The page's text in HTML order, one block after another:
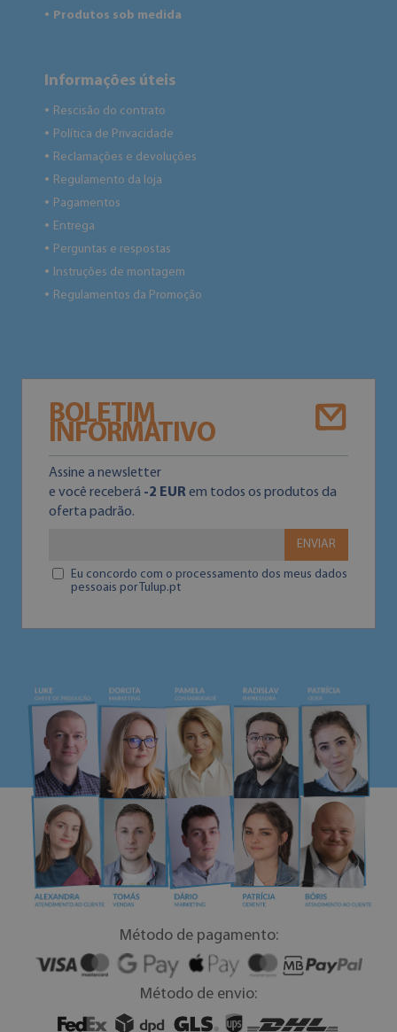
● Produtos sob medida
Informações úteis
● Rescisão do contrato
● Política de Privacidade
● Reclamações e devoluções
● Regulamento da loja
● Pagamentos
● Entrega
● Perguntas e respostas
● Instruções de montagem
● Regulamentos da Promoção
BOLETIM
INFORMATIVO
Assine a newsletter
e você receberá -2 EUR em todos os produtos da
oferta padrão.
ENVIAR
Eu concordo com o processamento dos meus dados
pessoais por Tulup.pt
Método de pagamento:
Método de envio: